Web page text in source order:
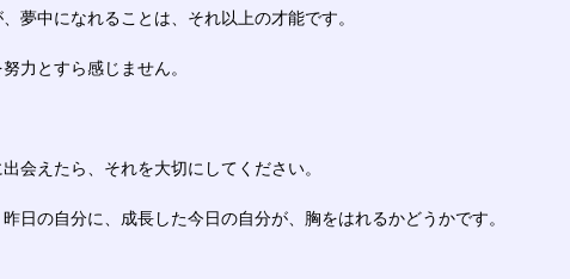
夢中になれることは、それ以上の才能です。
力とすら感じません。
会えたら、それを大切にしてください。
日の自分に、成長した今日の自分が、胸をはれるかどうかです。